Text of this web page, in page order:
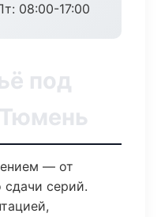
08:00-17:00
под
— от
сдачи серий.